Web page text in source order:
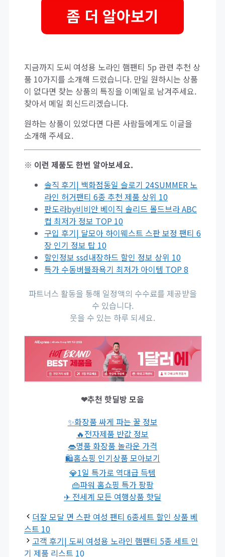
좀 더 알아보기
지금까지 도씨 여성용 노라인 햄팬티 5p 관련 추천 상
품 10가지를 소개해 드렸습니다. 만일 원하시는 상품
이 없다면 찾는 상품의 특징을 이메일로 남겨주세요.
찾아서 메일 회신드리겠습니다.
원하는 상품이 있었다면 다른 사람들에게도 이글을
소개해 주세요.
※ 이런 제품도 한번 알아보세요.
솔직 후기| 백화점동일 슬로기 24SUMMER 노
라인 허거팬티 6종 추천 제품 상위 10
판도라by비비안 베이직 솔리드 몰드브라 ABC
컵 최저가 정보 TOP 10
구입 후기| 달모아 하이웨스트 스판 보정 팬티 6
장 인기 정보 탑 10
할인정보 ssd내장하드 할인 정보 상위 10
특가 수동버블좌욕기 최저가 아이템 TOP 8
파트너스 활동을 통해 일정액의 수수료를 제공받을
수 있습니다.
웃을 수 있는 하루 되세요.
❤추천 핫딜방 모음
✨화장품 싸게 파는 꿀 정보
🔥전자제품 반값 정보
👄명품 화장품 놀라운 가격
🛍홈쇼핑 인기상품 모아보기
💎1일 특가로 역대급 득템
👜파워 홈쇼핑 특가 팡팡
✈ 전세계 모든 여행상품 핫딜
더잘 모달 면 스판 여성 팬티 6종세트 할인 상품 베
스트 10
고객 후기| 도씨 여성용 노라인 햄팬티 5종 세트 인
기 제품 리스트 10